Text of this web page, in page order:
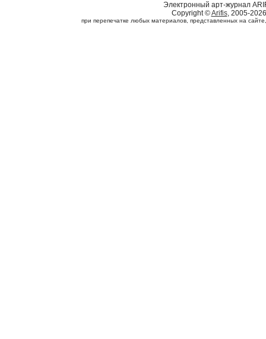
Электронный арт-журнал
Copyright ©Arifis, 2005-2026
при перепечатке любых материалов, представленных на